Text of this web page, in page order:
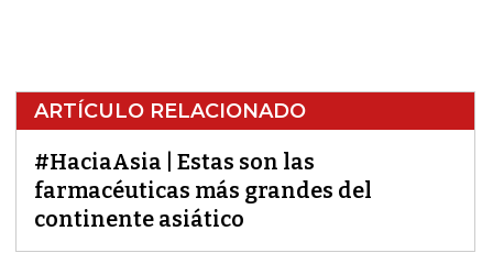
ARTÍCULO RELACIONADO
#HaciaAsia | Estas son las
farmacéuticas más grandes del
continente asiático